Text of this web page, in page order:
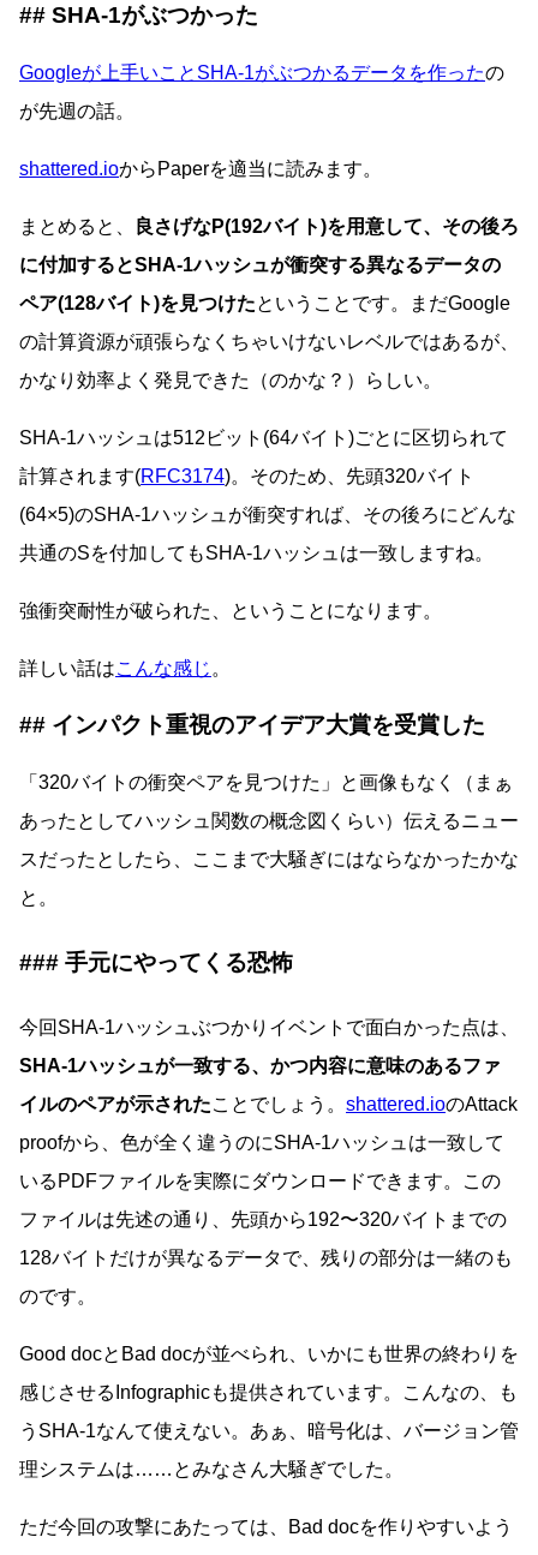
SHA-1がぶつかった
Googleが上手いことSHA-1がぶつかるデータを作ったの
が先週の話。
shattered.ioからPaperを適当に読みます。
まとめると、
良さげなP(192バイト)を用意して、その後ろ
に付加するとSHA-1ハッシュが衝突する異なるデータの
ペア(128バイト)を見つけたということです。まだGoogle
の計算資源が頑張らなくちゃいけないレベルではあるが、
かなり効率よく発見できた（のかな？）らしい。
SHA-1ハッシュは512ビット(64バイト)ごとに区切られて
計算されます(RFC3174)。そのため、先頭320バイト
(64×5)のSHA-1ハッシュが衝突すれば、その後ろにどんな
共通のSを付加してもSHA-1ハッシュは一致しますね。
強衝突耐性が破られた、ということになります。
詳しい話はこんな感じ 。
インパクト重視のアイデア大賞を受賞した
「320バイトの衝突ペアを見つけた」と画像もなく（まぁ
あったとしてハッシュ関数の概念図くらい）伝えるニュー
スだったとしたら、ここまで大騒ぎにはならなかったかな
と。
手元にやってくる恐怖
今回SHA-1ハッシュぶつかりイベントで面白かった点は、
SHA-1ハッシュが一致する、かつ内容に意味のあるファ
イルのペアが示されたことでしょう。 shattered.ioのAttack
proofから、色が全く違うのにSHA-1ハッシュは一致して
いるPDFファイルを実際にダウンロードできます。この
ファイルは先述の通り、先頭から192〜320バイトまでの
128バイトだけが異なるデータで、残りの部分は一緒のも
のです。
Good docとBad docが並べられ、いかにも世界の終わりを
感じさせるInfographicも提供されています。こんなの、も
うSHA-1なんて使えない。あぁ、暗号化は、バージョン管
理システムは……とみなさん大騒ぎでした。
ただ今回の攻撃にあたっては、Bad docを作りやすいよう